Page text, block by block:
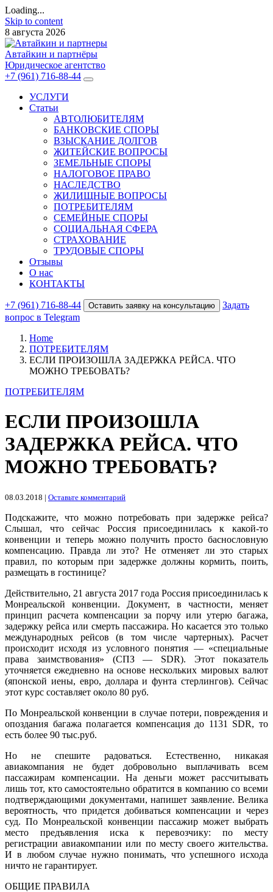
Loading...
Skip to content
8 августа 2026
Автайкин и партнёры
Юридическое агентство
+7 (961) 716-88-44
УСЛУГИ
Статьи
АВТОЛЮБИТЕЛЯМ
БАНКОВСКИЕ СПОРЫ
ВЗЫСКАНИЕ ДОЛГОВ
ЖИТЕЙСКИЕ ВОПРОСЫ
ЗЕМЕЛЬНЫЕ СПОРЫ
НАЛОГОВОЕ ПРАВО
НАСЛЕДСТВО
ЖИЛИЩНЫЕ ВОПРОСЫ
ПОТРЕБИТЕЛЯМ
СЕМЕЙНЫЕ СПОРЫ
СОЦИАЛЬНАЯ СФЕРА
СТРАХОВАНИЕ
ТРУДОВЫЕ СПОРЫ
Отзывы
О нас
КОНТАКТЫ
+7 (961) 716-88-44 Оставить заявку на консультацию
Задать
вопрос в Telegram
Home
ПОТРЕБИТЕЛЯМ
ЕСЛИ ПРОИЗОШЛА ЗАДЕРЖКА РЕЙСА. ЧТО
МОЖНО ТРЕБОВАТЬ?
ПОТРЕБИТЕЛЯМ
ЕСЛИ ПРОИЗОШЛА
ЗАДЕРЖКА РЕЙСА. ЧТО
МОЖНО ТРЕБОВАТЬ?
08.03.2018 | Оставьте комментарий
Подскажите, что можно потребовать при задержке рейса?
Слышал, что сейчас Россия присоединилась к ка­кой-то
конвенции и теперь можно получить просто баснословную
компенсацию. Правда ли это? Не отменяет ли это старых
правил, по которым при задержке должны кормить, поить,
размещать в гостинице?
Действительно, 21 августа 2017 года Россия присоединилась к
Монреальской конвенции. Документ, в частности, меняет
прин­цип расчета компенсации за порчу или утерю багажа,
задержку рейса или смерть пассажира. Но касается это только
междуна­родных рейсов (в том числе чартерных). Расчет
происходит исхо­дя из условного понятия — «специальные
права заимствования» (СПЗ — SDR). Этот показатель
уточняется ежедневно на осно­ве нескольких мировых валют
(японской иены, евро, доллара и фунта стерлингов). Сейчас
этот курс составляет около 80 руб.
По Монреальской конвенции в случае потери, повреждения и
опоздания багажа полагается компенсация до 1131 SDR, то
есть более 90 тыс.руб.
Но не спешите радоваться. Естественно, никакая
авиакомпания не будет добровольно выплачивать всем
пассажирам компенса­ции. На деньги может рассчитывать
лишь тот, кто самостоятельно обратится в компанию со всеми
подтверждающими документами, напишет заявление. Велика
вероятность, что придется доби­ваться компенсации и через
суд. По Монреальской конвенции пассажир может выбрать
место предъявления иска к перевоз­чику: по месту
регистрации авиакомпании или по месту своего жительства.
И в любом случае нужно понимать, что успешного исхода
ничто не гарантирует.
ОБЩИЕ ПРАВИЛА